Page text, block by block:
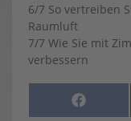
6/7 So vertreiben
Raumluft
7/7 Wie Sie mit
verbessern
SHARE
F
A